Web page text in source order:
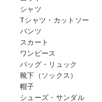
シャツ
Tシャツ・カットソー
パンツ
スカート
ワンピース
バッグ・リュック
靴下（ソックス）
帽子
シューズ・サンダル